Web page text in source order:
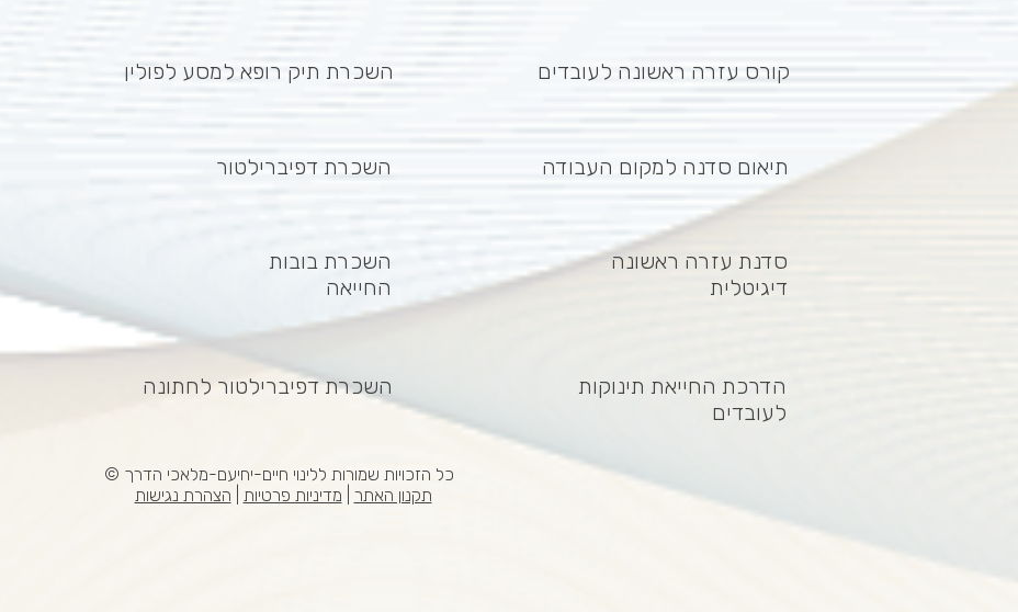
השכרת תיק רופא למסע לפולין
השכרת דפיברילטור
השכרת בובות
החייאה
השכרת דפיברילטור לחתונה
קורס עזרה ראשונה לעובדים
תיאום סדנה למקום העבודה
סדנת עזרה ראשונה
דיגיטלית
הדרכת החייאת תינוקות
לעובדים
כל הזכויות שמורות ללינוי חיים-יחיעם-מלאכי הדרך ©
תקנון האתר
מדיניות פרטיות הצהרת נגישות